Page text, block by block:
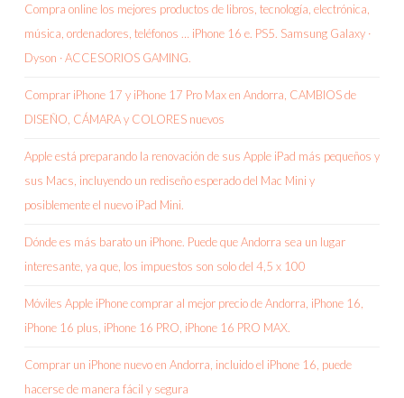
Compra online los mejores productos de libros, tecnología, electrónica,
música, ordenadores, teléfonos … iPhone 16 e. PS5. Samsung Galaxy ·
Dyson · ACCESORIOS GAMING.
Comprar iPhone 17 y iPhone 17 Pro Max en Andorra, CAMBIOS de
DISEÑO, CÁMARA y COLORES nuevos
Apple está preparando la renovación de sus Apple iPad más pequeños y
sus Macs, incluyendo un rediseño esperado del Mac Mini y
posiblemente el nuevo iPad Mini.
Dónde es más barato un iPhone. Puede que Andorra sea un lugar
interesante, ya que, los impuestos son solo del 4,5 x 100
Móviles Apple iPhone comprar al mejor precio de Andorra, iPhone 16,
iPhone 16 plus, iPhone 16 PRO, iPhone 16 PRO MAX.
Comprar un iPhone nuevo en Andorra, incluido el iPhone 16, puede
hacerse de manera fácil y segura